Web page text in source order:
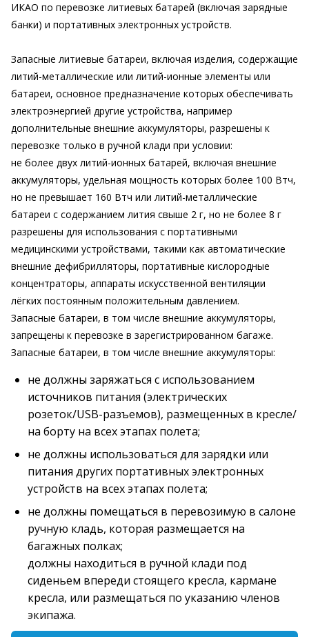
ИКАО по перевозке литиевых батарей (включая зарядные
банки) и портативных электронных устройств.
Запасные литиевые батареи, включая изделия, содержащие
литий-металлические или литий-ионные элементы или
батареи, основное предназначение которых обеспечивать
электроэнергией другие устройства, например
дополнительные внешние аккумуляторы, разрешены к
перевозке только в ручной клади при условии:
не более двух литий-ионных батарей, включая внешние
аккумуляторы, удельная мощность которых более 100 Втч,
но не превышает 160 Втч или литий-металлические
батареи с содержанием лития свыше 2 г, но не более 8 г
разрешены для использования с портативными
медицинскими устройствами, такими как автоматические
внешние дефибрилляторы, портативные кислородные
концентраторы, аппараты искусственной вентиляции
лёгких постоянным положительным давлением.
Запасные батареи, в том числе внешние аккумуляторы,
запрещены к перевозке в зарегистрированном багаже.
Запасные батареи, в том числе внешние аккумуляторы:
не должны заряжаться с использованием
источников питания (электрических
розеток/USB-разъемов), размещенных в кресле/
на борту на всех этапах полета;
не должны использоваться для зарядки или
питания других портативных электронных
устройств на всех этапах полета;
не должны помещаться в перевозимую в салоне
ручную кладь, которая размещается на
багажных полках;
должны находиться в ручной клади под
сиденьем впереди стоящего кресла, кармане
кресла, или размещаться по указанию членов
экипажа.